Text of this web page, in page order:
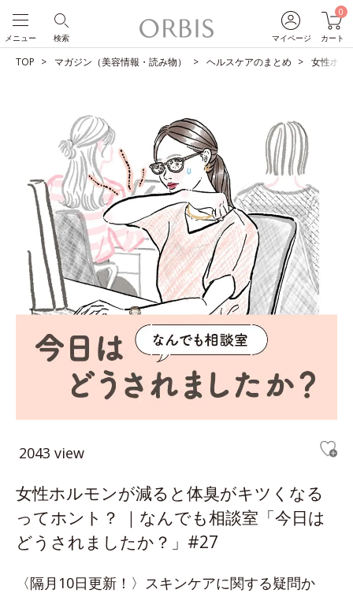
マイページ
0
カート
検索
メニュー
TOP マガジン（美容情報・読み物） ヘルスケアのまとめ 女性ホル
2043 view
女性ホルモンが減ると体臭がキツくなる
ってホント？ ｜なんでも相談室「今日は
どうされましたか？」#27
〈隔月10日更新！〉スキンケアに関する疑問か